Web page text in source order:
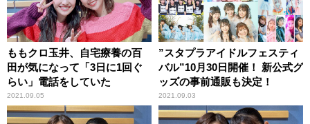
ももクロ玉井、自宅療養の百
田が気になって「3日に1回ぐ
らい」電話をしていた
2021.09.05
”スタプラアイドルフェスティ
バル”10月30日開催！ 新公式グ
ッズの事前通販も決定！
2021.09.03